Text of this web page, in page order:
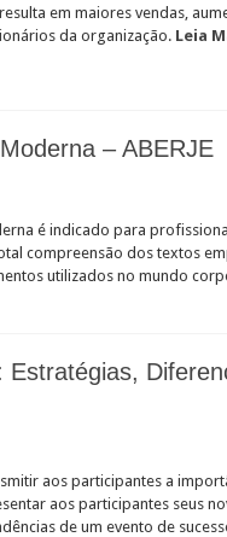
em maiores vendas,
da organização. Leia
– ABERJE
é indicado para
compreensão dos textos
utilizados no mundo
aos participantes a
aos participantes seus
de um evento de